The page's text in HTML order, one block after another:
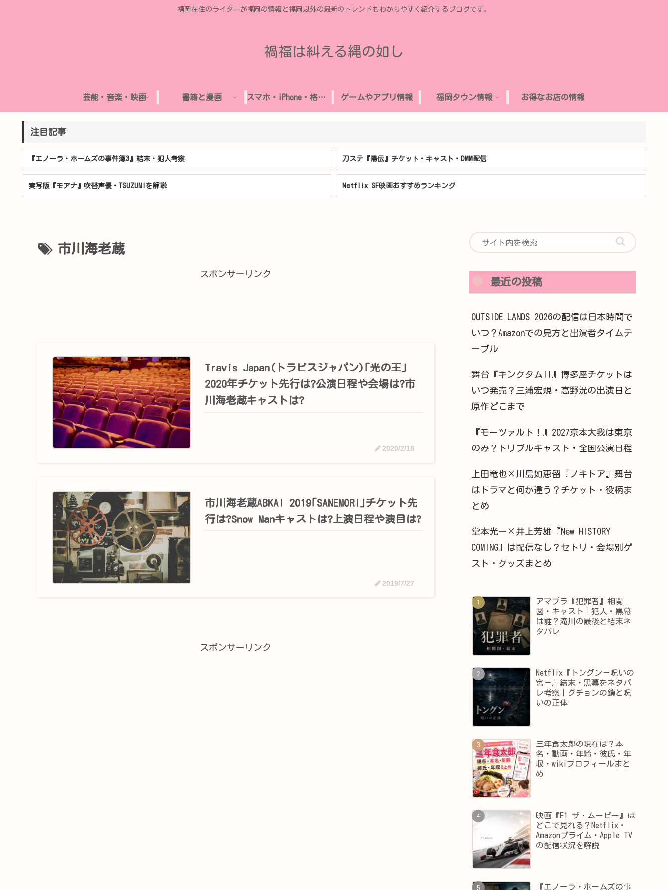
福岡在住のライターが福岡の情報と福岡以外の最新のトレンドもわかりやすく紹介するブログです。
禍福は糾える縄の如し
芸能・音楽・映画 書籍と漫画 スマホ・iPhone・格安SIM ゲームやアプリ情報 福岡タウン情報 お得なお店の情報
注目記事
『エノーラ・ホームズの事件簿3』結末・犯人考察 刀ステ『陽伝』チケット・キャスト・DMM配信
実写版『モアナ』吹替声優・TSUZUMIを解説 Netflix SF映画おすすめランキング
市川海老蔵
スポンサーリンク
Travis Japan(トラビスジャパン)｢光の王｣
2020年チケット先行は?公演日程や会場は?市
川海老蔵キャストは?
2020/2/18
市川海老蔵ABKAI 2019｢SANEMORI｣チケット先
行は?Snow Manキャストは?上演日程や演目は?
2019/7/27
スポンサーリンク
最近の投稿
OUTSIDE LANDS 2026の配信は日本時間で
いつ？Amazonでの見方と出演者タイムテ
ーブル
舞台『キングダムII』博多座チケットは
いつ発売？三浦宏規・高野洸の出演日と
原作どこまで
『モーツァルト！』2027京本大我は東京
のみ？トリプルキャスト・全国公演日程
上田竜也×川島如恵留『ノキドア』舞台
はドラマと何が違う？チケット・役柄ま
とめ
堂本光一×井上芳雄『New HISTORY
COMING』は配信なし？セトリ・会場別ゲ
スト・グッズまとめ
アマプラ『犯罪者』相関
図・キャスト｜犯人・黒幕
は誰？滝川の最後と結末ネ
タバレ
Netflix『トングン－呪いの
宮－』結末・黒幕をネタバ
レ考察｜グチョンの鎖と呪
いの正体
三年食太郎の現在は？本
名・動画・年齢・彼氏・年
収・wikiプロフィールまと
め
映画『F1 ザ・ムービー』は
どこで見れる？Netflix・
Amazonプライム・Apple TV
の配信状況を解説
『エノーラ・ホームズの事